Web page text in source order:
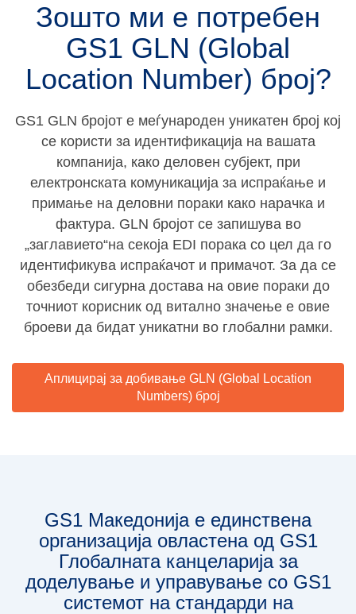
Зошто ми е потребен
GS1 GLN (Global
Location Number) број?
GS1 GLN бројот е меѓународен уникатен број кој
се користи за идентификација на вашата
компанија, како деловен субјект, при
електронската комуникација за испраќање и
примање на деловни пораки како нарачка и
фактура. GLN бројот се запишува во
„заглавието“на секоја EDI порака со цел да го
идентификува испраќачот и примачот. За да се
обезбеди сигурна достава на овие пораки до
точниот корисник од витално значење е овие
броеви да бидат уникатни во глобални рамки.
Аплицирај за добивање GLN (Global Location
Numbers) број
GS1 Македонија е единствена
организација овлaстена од GS1
Глобалната канцеларија за
доделување и управување со GS1
системот на стандарди на